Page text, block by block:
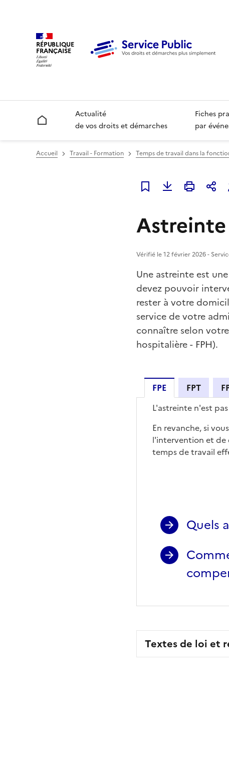
RÉPUBLIQUE
FRANÇAISE
Accueil
Actualité
de vos droits et démarches
Fiches
par
Accueil Travail - Formation Temps de travail dans la
Ajouter à mes favoris
Vérifié le 12 février 2026 -
Une astreinte est
devez pouvoir
rester à votre
service de votre
connaître selon
hospitalière - FPH).
FPE FPT
FPE
L'astreinte n'est
En revanche, si
l'intervention et de
temps de travail
Quels
Textes de loi et